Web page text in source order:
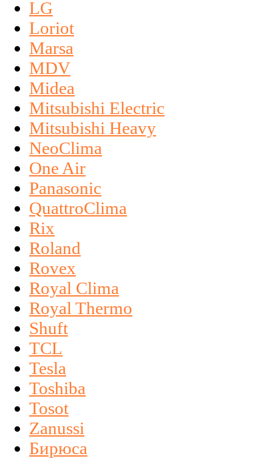
LG
Loriot
Marsa
MDV
Midea
Mitsubishi Electric
Mitsubishi Heavy
NeoClima
One Air
Panasonic
QuattroClima
Rix
Roland
Rovex
Royal Clima
Royal Thermo
Shuft
TCL
Tesla
Toshiba
Tosot
Zanussi
Бирюса